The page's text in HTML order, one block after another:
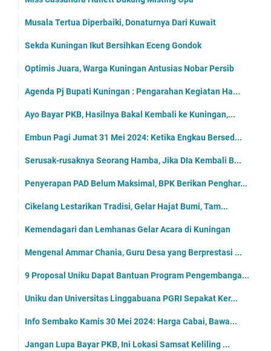
Musala Tertua Diperbaiki, Donaturnya Dari Kuwait
Sekda Kuningan Ikut Bersihkan Eceng Gondok
Optimis Juara, Warga Kuningan Antusias Nobar Persib
Agenda Pj Bupati Kuningan : Pengarahan Kegiatan Ha...
Ayo Bayar PKB, Hasilnya Bakal Kembali ke Kuningan,...
Embun Pagi Jumat 31 Mei 2024: Ketika Engkau Bersed...
Serusak-rusaknya Seorang Hamba, Jika DIa Kembali B...
Penyerapan PAD Belum Maksimal, BPK Berikan Penghar...
Cikelang Lestarikan Tradisi, Gelar Hajat Bumi, Tam...
Kemendagari dan Lemhanas Gelar Acara di Kuningan
Mengenal Ammar Chania, Guru Desa yang Berprestasi ...
9 Proposal Uniku Dapat Bantuan Program Pengembanga...
Uniku dan Universitas Linggabuana PGRI Sepakat Ker...
Info Sembako Kamis 30 Mei 2024: Harga Cabai, Bawa...
Jangan Lupa Bayar PKB, Ini Lokasi Samsat Keliling ...